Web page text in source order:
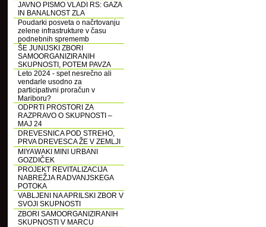
JAVNO PISMO VLADI RS: GAZA
IN BANALNOST ZLA
Poudarki posveta o načrtovanju
zelene infrastrukture v času
podnebnih sprememb
ŠE JUNIJSKI ZBORI
SAMOORGANIZIRANIH
SKUPNOSTI, POTEM PAVZA
Leto 2024 - spet nesrečno ali
vendarle usodno za
participativni proračun v
Mariboru?
ODPRTI PROSTORI ZA
RAZPRAVO O SKUPNOSTI –
MAJ 24
DREVESNICA POD STREHO,
PRVA DREVESCA ŽE V ZEMLJI
MIYAWAKI MINI URBANI
GOZDIČEK
PROJEKT REVITALIZACIJA
NABREŽJA RADVANJSKEGA
POTOKA
VABLJENI NA APRILSKI ZBOR V
SVOJI SKUPNOSTI
ZBORI SAMOORGANIZIRANIH
SKUPNOSTI V MARCU